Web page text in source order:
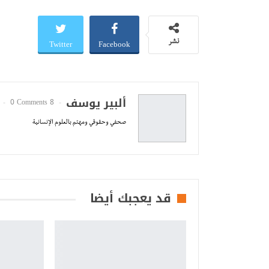
نشر Facebook
Twitter
ألبير يوسف 8 Posts
0 Comments
صحفي وحقوقي ومهتم بالعلوم الإنسانية
قد يعجبك أيضا